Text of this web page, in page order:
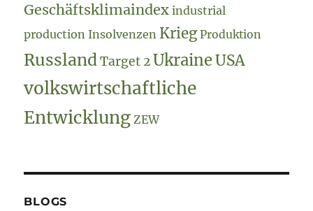
Geschäftsklimaindex industrial
production Insolvenzen Krieg Produktion
Russland Target 2 Ukraine USA
volkswirtschaftliche
Entwicklung ZEW
BLOGS